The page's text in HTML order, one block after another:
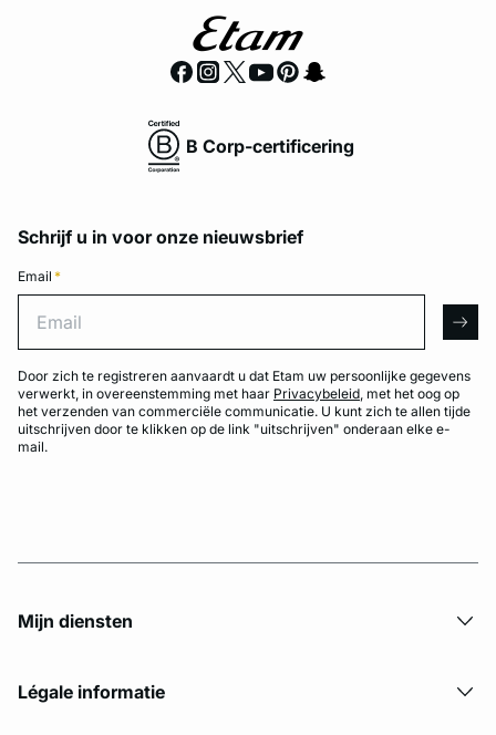
B Corp-certificering
Schrijf u in voor onze nieuwsbrief
Email *
Door zich te registreren aanvaardt u dat Etam uw persoonlijke gegevens
verwerkt, in overeenstemming met haar Privacybeleid, met het oog op
het verzenden van commerciële communicatie. U kunt zich te allen tijde
uitschrijven door te klikken op de link "uitschrijven" onderaan elke e-
mail.
Mijn diensten
Légale informatie